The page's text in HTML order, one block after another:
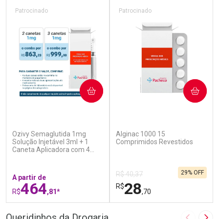
Ozivy Semaglutida 1mg
Solução Injetável 3ml + 1
Caneta Aplicadora com 4
Patrocinado
A partir de
R$464,81*
COMPRAR
Alginac 1000 15
Comprimidos Revestidos
Patrocinado
R$ 40,37
R$28,70
29% OFF
COMPRAR